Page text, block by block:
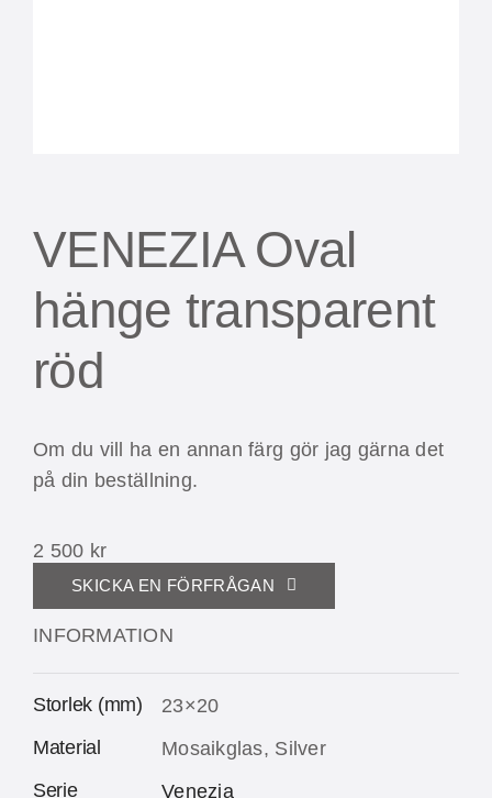
VENEZIA Oval
hänge transparent
röd
Om du vill ha en annan färg gör jag gärna det
på din beställning.
2 500 kr
SKICKA EN FÖRFRÅGAN
INFORMATION
Storlek (mm)
23×20
Material
Mosaikglas, Silver
Serie
Venezia